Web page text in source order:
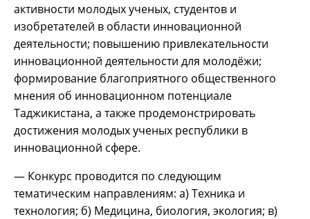
активности молодых ученых, студентов и
изобретателей в области инновационной
деятельности; повышению привлекательности
инновационной деятельности для молодёжи;
формирование благоприятного общественного
мнения об инновационном потенциале
Таджикистана, а также продемонстрировать
достижения молодых ученых республики в
инновационной сфере.
— Конкурс проводится по следующим
тематическим направлениям: а) Техника и
технология; б) Медицина, биология, экология; в)